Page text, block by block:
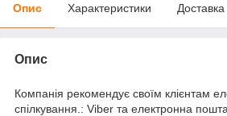
Опис Характеристики Доставка
Опис
Компанія рекомендує своїм клієнтам
спілкування.: Viber та електронна пошта.